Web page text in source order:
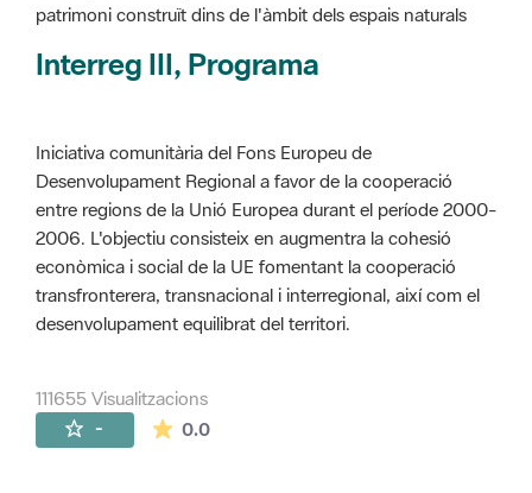
patrimoni construït dins de l'àmbit dels espais naturals
Interreg III, Programa
Iniciativa comunitària del Fons Europeu de
Desenvolupament Regional a favor de la cooperació
entre regions de la Unió Europea durant el període 2000-
2006. L'objectiu consisteix en augmentra la cohesió
econòmica i social de la UE fomentant la cooperació
transfronterera, transnacional i interregional, així com el
desenvolupament equilibrat del territori.
111655 Visualitzacions
- 0.0La mitjana de les valoracions és de 0